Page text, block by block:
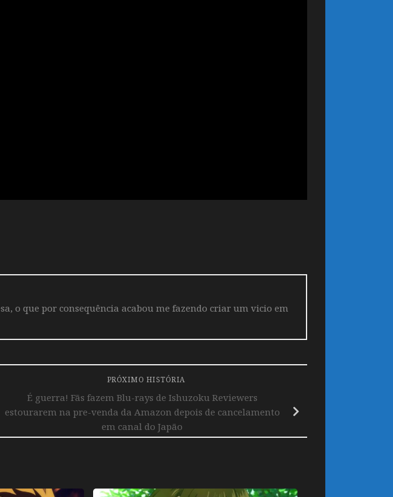
o que por consequência acabou me fazendo criar um vicio em
PRÓXIMO HISTÓRIA
É guerra! Fãs fazem Blu-rays de Ishuzoku Reviewers
estourarem na pre-venda da Amazon depois de cancelamento
em canal do Japão